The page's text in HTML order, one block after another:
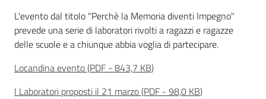
Seguici
su
L'evento dal titolo "Perchè la Memoria diventi Impegno"
prevede una serie di laboratori rivolti a ragazzi e ragazze
delle scuole e a chiunque abbia voglia di partecipare.
Locandina evento(PDF - 843,7 KB)
I Laboratori proposti il 21 marzo(PDF - 98,0 KB)